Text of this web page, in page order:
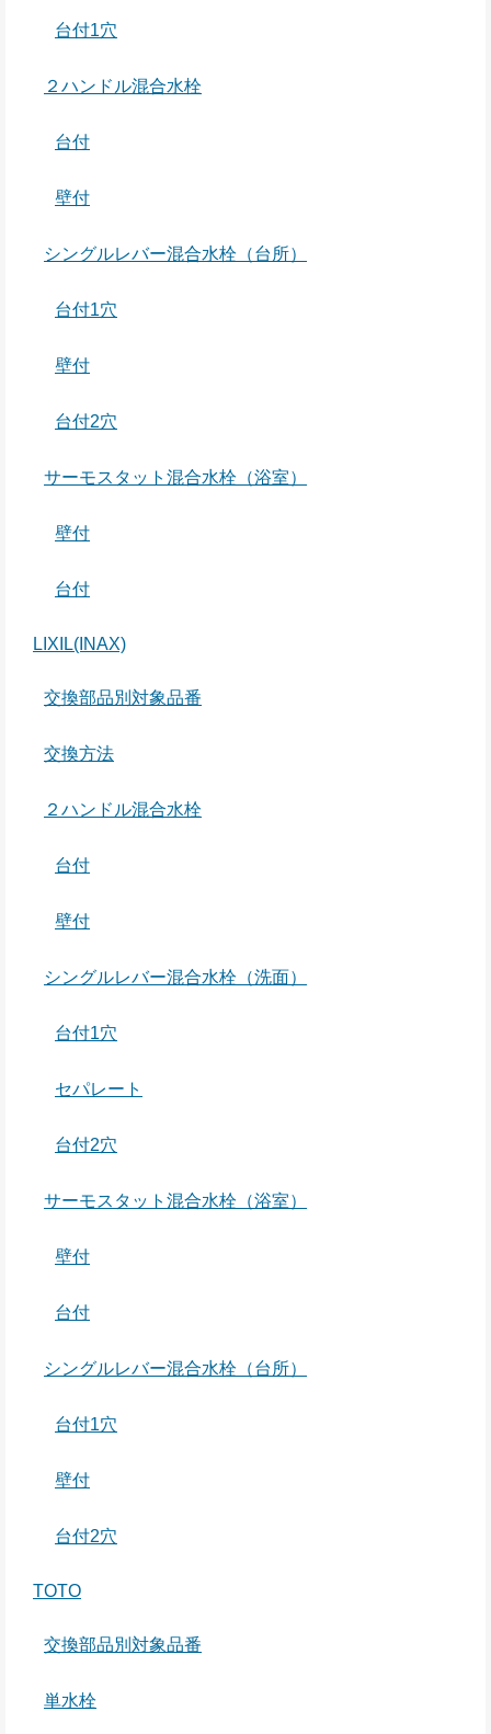
台付1穴
２ハンドル混合水栓
台付
壁付
シングルレバー混合水栓（台所）
台付1穴
壁付
台付2穴
サーモスタット混合水栓（浴室）
壁付
台付
LIXIL(INAX)
交換部品別対象品番
交換方法
２ハンドル混合水栓
台付
壁付
シングルレバー混合水栓（洗面）
台付1穴
セパレート
台付2穴
サーモスタット混合水栓（浴室）
壁付
台付
シングルレバー混合水栓（台所）
台付1穴
壁付
台付2穴
TOTO
交換部品別対象品番
単水栓